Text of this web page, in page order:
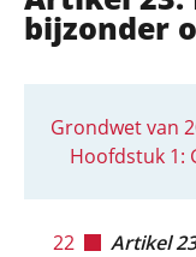
bijzonder
Grondwet van
Hoofdstuk 1:
22 Artikel 23